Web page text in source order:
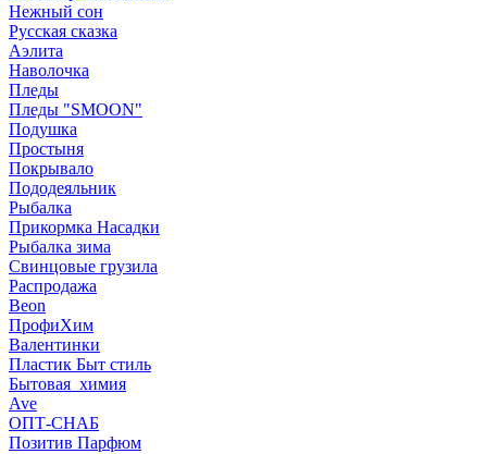
Нежный сон
Русская сказка
Аэлита
Наволочка
Пледы
Пледы "SMOON"
Подушка
Простыня
Покрывало
Пододеяльник
Рыбалка
Прикормка Насадки
Рыбалка зима
Свинцовые грузила
Распродажа
Beon
ПрофиХим
Валентинки
Пластик Быт стиль
Бытовая_химия
Ave
ОПТ-СНАБ
Позитив Парфюм